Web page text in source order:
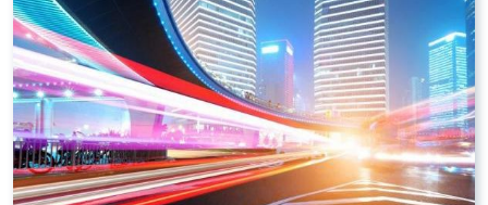
做ISO9001认证的根本原因。